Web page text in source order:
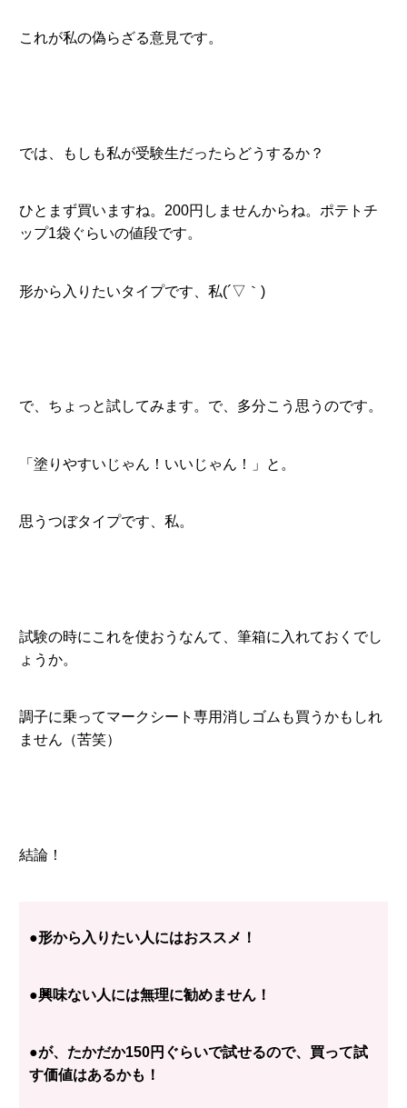
これが私の偽らざる意見です。
では、もしも私が受験生だったらどうするか？
ひとまず買いますね。200円しませんからね。ポテトチ
ップ1袋ぐらいの値段です。
形から入りたいタイプです、私(´▽｀)
で、ちょっと試してみます。で、多分こう思うのです。
「塗りやすいじゃん！いいじゃん！」と。
思うつぼタイプです、私。
試験の時にこれを使おうなんて、筆箱に入れておくでし
ょうか。
調子に乗ってマークシート専用消しゴムも買うかもしれ
ません（苦笑）
結論！
●形から入りたい人にはおススメ！
●興味ない人には無理に勧めません！
●が、たかだか150円ぐらいで試せるので、買って試
す価値はあるかも！